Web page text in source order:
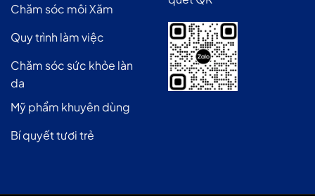
Chăm sóc môi Xăm
Quy trình làm việc
Chăm sóc sức khỏe làn
da
Mỹ phẩm khuyên dùng
Bí quyết tươi trẻ